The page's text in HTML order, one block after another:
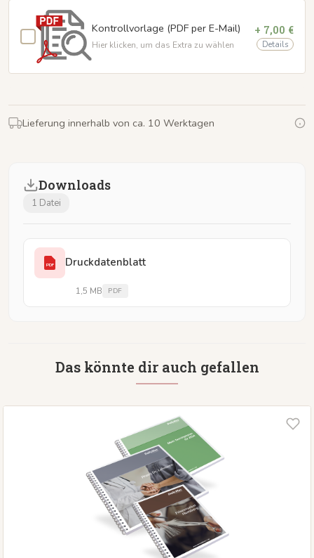
Kontrollvorlage (PDF per E-Mail)
Hier klicken, um das Extra zu wählen
+ 7,00 €
Details
Lieferung innerhalb von ca. 10 Werktagen
Downloads
1 Datei
PDF Druckdatenblatt
1,5 MB PDF
Das könnte dir auch gefallen